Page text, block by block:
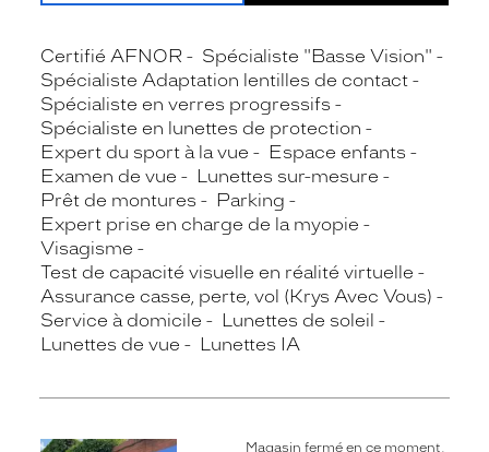
Certifié AFNOR
Spécialiste "Basse Vision"
Spécialiste Adaptation lentilles de contact
Spécialiste en verres progressifs
Spécialiste en lunettes de protection
Expert du sport à la vue
Espace enfants
Examen de vue
Lunettes sur-mesure
Prêt de montures
Parking
Expert prise en charge de la myopie
Visagisme
Test de capacité visuelle en réalité virtuelle
Assurance casse, perte, vol (Krys Avec Vous)
Service à domicile
Lunettes de soleil
Lunettes de vue
Lunettes IA
Magasin fermé en ce moment,